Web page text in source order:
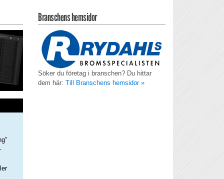
Branschens hemsidor
Söker du företag i branschen? Du hittar
dem här: Till Branschens hemsidor »